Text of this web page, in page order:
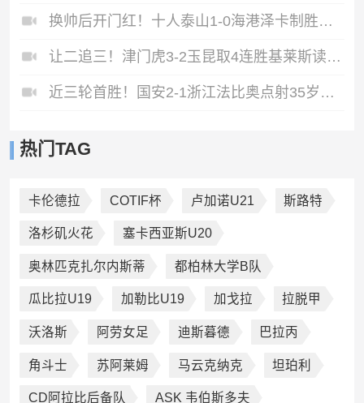
换帅后开门红！十人泰山1-0海港泽卡制胜于金永扑点海港三球被吹
让二追三！津门虎3-2玉昆取4连胜基莱斯读秒绝杀萨尔瓦多破门
近三轮首胜！国安2-1浙江法比奥点射35岁张稀哲制胜王钰栋送助攻
热门TAG
卡伦德拉 COTIF杯 卢加诺U21 斯路特
洛杉矶火花 塞卡西亚斯U20
奥林匹克扎尔内斯蒂 都柏林大学B队
瓜比拉U19 加勒比U19 加戈拉 拉脱甲
沃洛斯 阿劳女足 迪斯暮德 巴拉丙
角斗士 苏阿莱姆 马云克纳克 坦珀利
CD阿拉比后备队 ASK 韦伯斯多夫